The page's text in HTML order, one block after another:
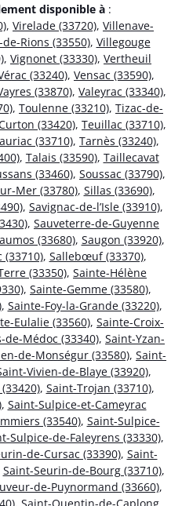
disponible à :
, Virelade (33720), Villenave-
Rions (33550), Villegouge
, Vignonet (33330), Vertheuil
(33240), Vensac (33590),
(33870), Valeyrac (33340),
, Toulenne (33210), Tizac-de-
(33420), Teuillac (33710),
(33710), Tarnès (33240),
, Talais (33590), Taillecavat
(33460), Soussac (33790),
Mer (33780), Sillas (33690),
, Savignac-de-l’Isle (33910),
, Sauveterre-de-Guyenne
(33680), Saugon (33920),
(33710), Sallebœuf (33370),
(33350), Sainte-Hélène
, Sainte-Gemme (33580),
, Sainte-Foy-la-Grande (33220),
Eulalie (33560), Sainte-Croix-
de-Médoc (33340), Saint-Yzan-
de-Monségur (33580), Saint-
Vivien-de-Blaye (33920),
, Saint-Trojan (33710),
, Saint-Sulpice-et-Cameyrac
(33540), Saint-Sulpice-
Sulpice-de-Faleyrens (33330),
de-Cursac (33390), Saint-
Saint-Seurin-de-Bourg (33710),
de-Puynormand (33660),